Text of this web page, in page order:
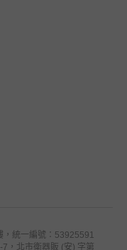
，統一編號：53925591
，北市衛器販 (安) 字第